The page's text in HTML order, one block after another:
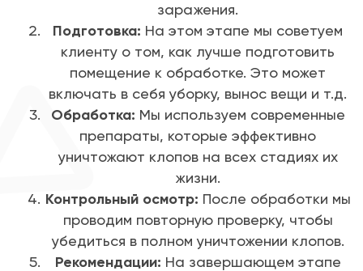
заражения.
Подготовка: На этом этапе мы советуем
клиенту о том, как лучше подготовить
помещение к обработке. Это может
включать в себя уборку, вынос вещи и т.д.
Обработка: Мы используем современные
препараты, которые эффективно
уничтожают клопов на всех стадиях их
жизни.
Контрольный осмотр: После обработки мы
проводим повторную проверку, чтобы
убедиться в полном уничтожении клопов.
Рекомендации: На завершающем этапе